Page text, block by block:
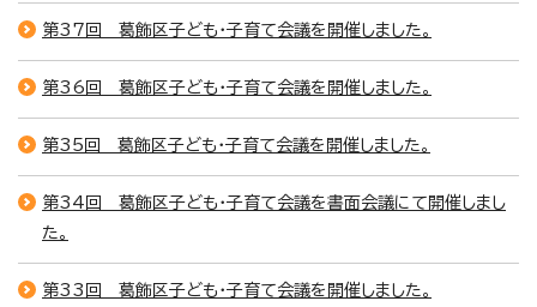
第37回 葛飾区子ども・子育て会議を開催しました。
第36回 葛飾区子ども・子育て会議を開催しました。
第35回 葛飾区子ども・子育て会議を開催しました。
第34回 葛飾区子ども・子育て会議を書面会議にて開催しまし
た。
第33回 葛飾区子ども・子育て会議を開催しました。